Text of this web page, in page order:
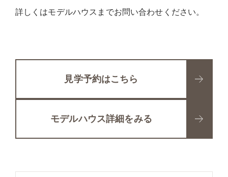
詳しくはモデルハウスまでお問い合わせください。
見学予約はこちら
モデルハウス詳細をみる